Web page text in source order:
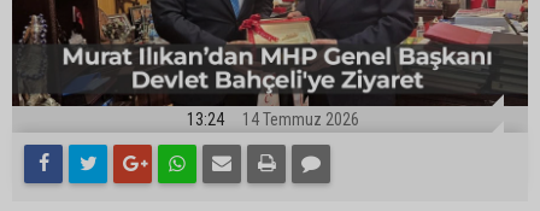
13:24 14 Temmuz 2026